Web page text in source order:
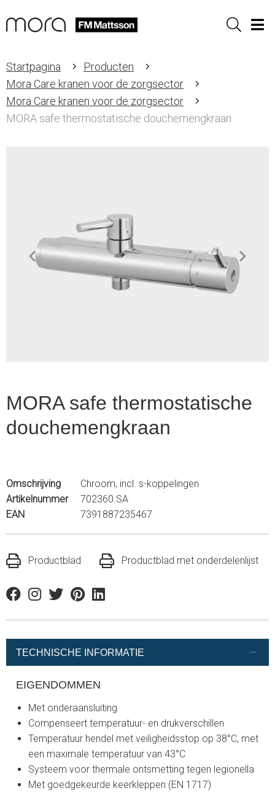
Sök
Startpagina
Producten
Mora Care kranen voor de zorgsector
Mora Care kranen voor de zorgsector
MORA safe thermostatische douchemengkraan
MORA safe thermostatische
douchemengkraan
Omschrijving
Chroom, incl. s-koppelingen
Artikelnummer
702360.SA
EAN
7391887235467
Productblad Productblad met onderdelenlijst
FacebookInstagram
TwitterPinterestLinkedin
TECHNISCHE INFORMATIE
EIGENDOMMEN
Met onderaansluiting
Compenseert temperatuur- en drukverschillen
Temperatuur hendel met veiligheidsstop op 38°C, met
een maximale temperatuur van 43°C
Systeem voor thermale ontsmetting tegen legionella
Met goedgekeurde keerkleppen (EN 1717)